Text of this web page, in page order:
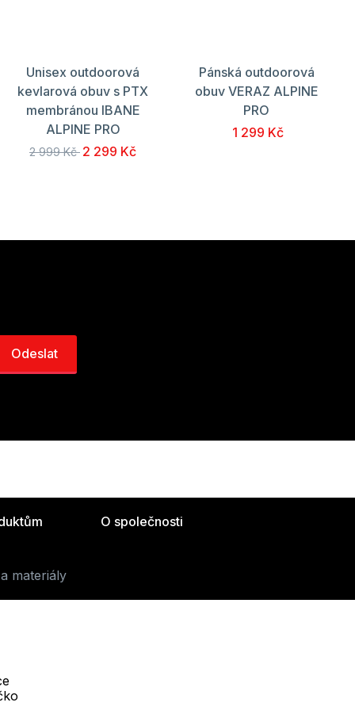
Unisex outdoorová
kevlarová obuv s PTX
membránou IBANE
ALPINE PRO
2 999 Kč 2 299 Kč
Pánská outdoorová
obuv VERAZ ALPINE
PRO
1 299 Kč
materiály
O společnosti